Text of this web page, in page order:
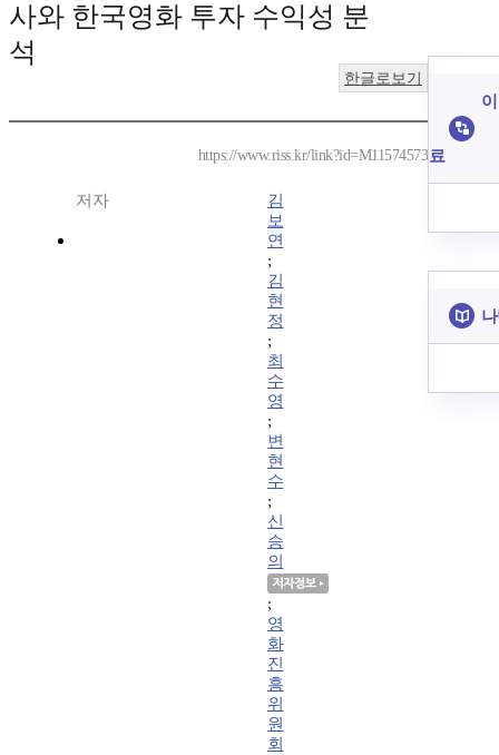
사와 한국영화 투자 수익성 분
석
한글로보기
https://www.riss.kr/link?id=M11574573
저자
김
보
연
;
김
현
정
;
최
수
영
;
변
현
수
;
신
승
의
;
영
화
진
흥
위
원
회
료